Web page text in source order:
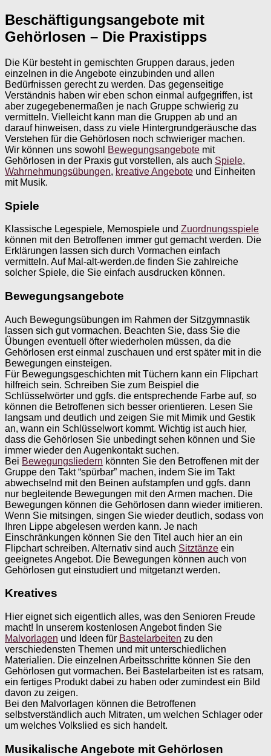
Beschäftigungsangebote mit
Gehörlosen – Die Praxistipps
Die Kür besteht in gemischten Gruppen daraus, jeden
einzelnen in die Angebote einzubinden und allen
Bedürfnissen gerecht zu werden. Das gegenseitige
Verständnis haben wir eben schon einmal aufgegriffen, ist
aber zugegebenermaßen je nach Gruppe schwierig zu
vermitteln. Vielleicht kann man die Gruppen ab und an
darauf hinweisen, dass zu viele Hintergrundgeräusche das
Verstehen für die Gehörlosen noch schwieriger machen.
Wir können uns sowohl
Bewegungsangebote mit
Gehörlosen in der Praxis gut vorstellen, als auch Spiele,
Wahrnehmungsübungen, kreative Angebote und Einheiten
mit Musik.
Spiele
Klassische Legespiele, Memospiele und Zuordnungsspiele
können mit den Betroffenen immer gut gemacht werden. Die
Erklärungen lassen sich durch Vormachen einfach
vermitteln. Auf Mal-alt-werden.de finden Sie zahlreiche
solcher Spiele, die Sie einfach ausdrucken können.
Bewegungsangebote
Auch Bewegungsübungen im Rahmen der Sitzgymnastik
lassen sich gut vormachen. Beachten Sie, dass Sie die
Übungen eventuell öfter wiederholen müssen, da die
Gehörlosen erst einmal zuschauen und erst später mit in die
Bewegungen einsteigen.
Für Bewegungsgeschichten mit Tüchern kann ein Flipchart
hilfreich sein. Schreiben Sie zum Beispiel die
Schlüsselwörter und ggfs. die entsprechende Farbe auf, so
können die Betroffenen sich besser orientieren. Lesen Sie
langsam und deutlich und zeigen Sie mit Mimik und Gestik
an, wann ein Schlüsselwort kommt. Wichtig ist auch hier,
dass die Gehörlosen Sie unbedingt sehen können und Sie
immer wieder den Augenkontakt suchen.
Bei Bewegungsliedern könnten Sie den Betroffenen mit der
Gruppe den Takt “spürbar” machen, indem Sie im Takt
abwechselnd mit den Beinen aufstampfen und ggfs. dann
nur begleitende Bewegungen mit den Armen machen. Die
Bewegungen können die Gehörlosen dann wieder imitieren.
Wenn Sie mitsingen, singen Sie wieder deutlich, sodass von
Ihren Lippe abgelesen werden kann. Je nach
Einschränkungen können Sie den Titel auch hier an ein
Flipchart schreiben. Alternativ sind auch Sitztänze ein
geeignetes Angebot. Die Bewegungen können auch von
Gehörlosen gut einstudiert und mitgetanzt werden.
Kreatives
Hier eignet sich eigentlich alles, was den Senioren Freude
macht! In unserem kostenlosen Angebot finden Sie
Malvorlagen und Ideen für Bastelarbeiten zu den
verschiedensten Themen und mit unterschiedlichen
Materialien. Die einzelnen Arbeitsschritte können Sie den
Gehörlosen gut vormachen. Bei Bastelarbeiten ist es ratsam,
ein fertiges Produkt dabei zu haben oder zumindest ein Bild
davon zu zeigen.
Bei den Malvorlagen können die Betroffenen
selbstverständlich auch Mitraten, um welchen Schlager oder
um welches Volkslied es sich handelt.
Musikalische Angebote mit Gehörlosen